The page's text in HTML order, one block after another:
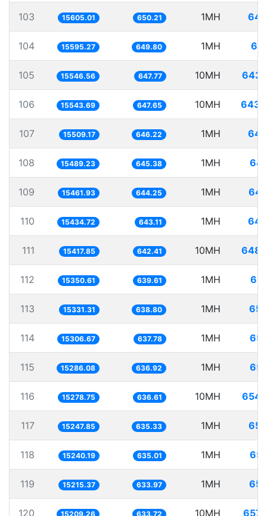
103 15605.01 650.21 1MH
104 15595.27 649.80 1MH
105 15546.56 647.77 10MH
106 15543.69 647.65 10MH
107 15509.17 646.22 1MH
108 15489.23 645.38 1MH
109 15461.93 644.25 1MH
110 15434.72 643.11 1MH
111 15417.85 642.41 10MH
112 15350.61 639.61 1MH
113 15331.31 638.80 1MH
114 15306.67 637.78 1MH
115 15286.08 636.92 1MH
116 15278.75 636.61 10MH
117 15247.85 635.33 1MH
118 15240.19 635.01 1MH
119 15215.37 633.97 1MH
120 15209.26 633.72 10MH